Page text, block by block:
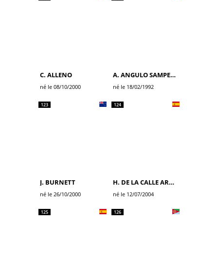
C. ALLENO
né le 08/10/2000
A. ANGULO SAMPEDRO
né le 18/02/1992
123
J. BURNETT
né le 26/10/2000
124
H. DE LA CALLE ARANGO
né le 12/07/2004
125 126